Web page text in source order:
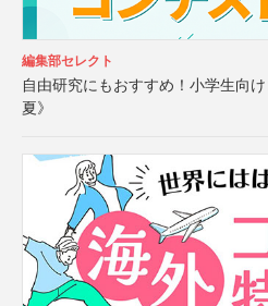
編集部セレクト
自由研究にもおすすめ！小学生向
夏》